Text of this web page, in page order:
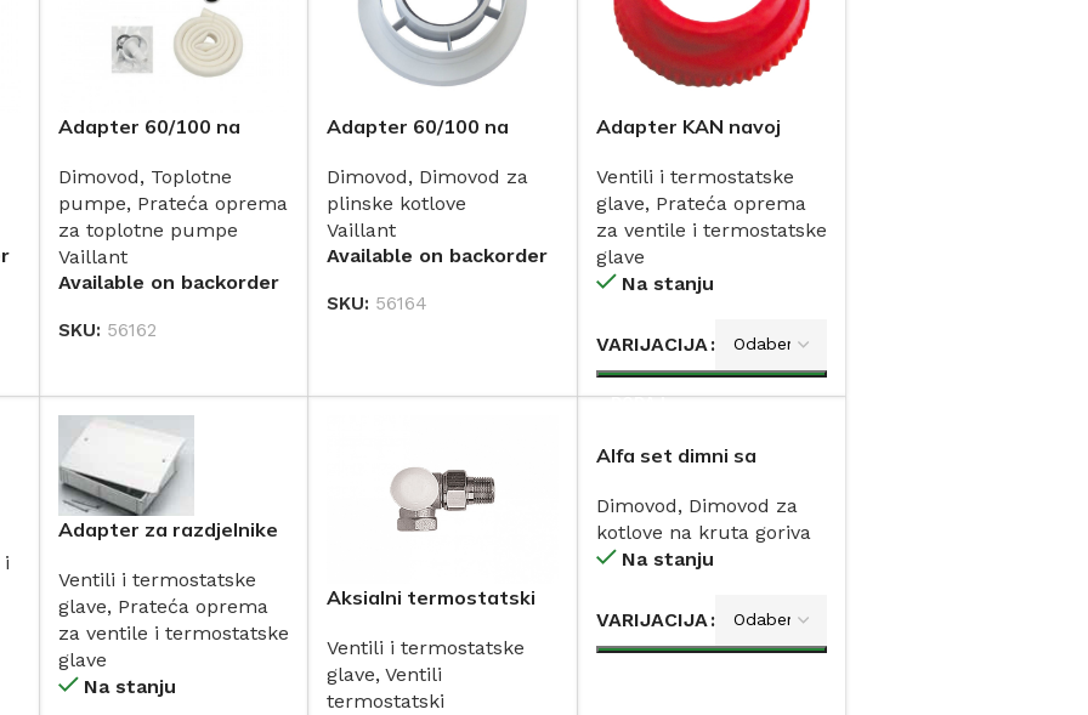
Adapter 60/100 na
kondenzata za
konvencionalne
VU/VUW uređaje
VAILLANT 0020202465
Dimovod, Toplotne
pumpe, Prateća oprema
za toplotne pumpe
Vaillant
Available on backorder
SKU: 56162
Adapter 60/100 na
kondenzacijske
ecoTEC/5 VU/VUW
modele VAILLANT
0020147469
Dimovod, Dimovod za
plinske kotlove
Vaillant
Available on backorder
SKU: 56164
Adapter KAN navoj
Ventili i termostatske
glave, Prateća oprema
za ventile i termostatske
glave
Na stanju
VARIJACIJA
DODAJ
i
Adapter za razdjelnike
Ventili i termostatske
glave, Prateća oprema
za ventile i termostatske
glave
Na stanju
Aksialni termostatski
Ventili i termostatske
glave, Ventili
termostatski
Alfa set dimni sa
Dimovod, Dimovod za
kotlove na kruta goriva
Na stanju
VARIJACIJA